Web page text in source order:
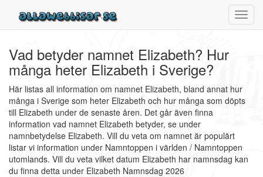
Vad betyder namnet Elizabeth? Hur
många heter Elizabeth i Sverige?
Här listas all information om namnet Elizabeth, bland annat hur
många i Sverige som heter Elizabeth och hur många som döpts
till Elizabeth under de senaste åren. Det går även finna
information vad namnet Elizabeth betyder, se under
namnbetydelse Elizabeth. Vill du veta om namnet är populärt
listar vi information under Namntoppen i världen / Namntoppen
utomlands. Vill du veta vilket datum Elizabeth har namnsdag kan
du finna detta under Elizabeth Namnsdag 2026